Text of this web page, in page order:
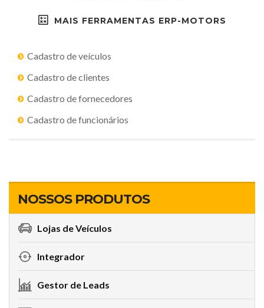
MAIS FERRAMENTAS ERP-MOTORS
Cadastro de veículos
Cadastro de clientes
Cadastro de fornecedores
Cadastro de funcionários
NOSSOS PRODUTOS
Lojas de Veículos
Integrador
Gestor de Leads